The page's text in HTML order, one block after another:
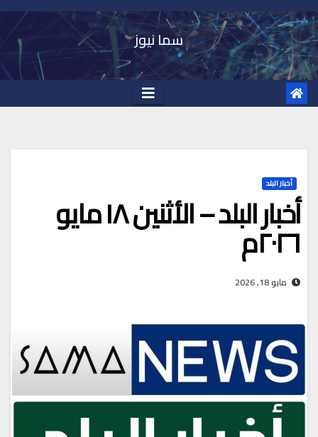
Skip
to
content
سما نيوز
أخبار البلد
أخبار البلد – الأثنين ١٨ مايو
٢٠٢٦م
مايو 18, 2026